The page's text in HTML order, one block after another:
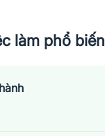
làm phổ biến